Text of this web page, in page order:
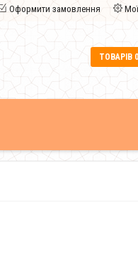
Оформити замовлення
ТОВАРІВ